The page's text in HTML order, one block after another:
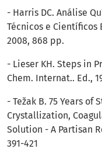
- Harris DC. Análise
Técnicos e Científicos
2008, 868 pp.
- Lieser KH. Steps in
Chem. Internat.. Ed.,
- Težak B. 75 Years
Crystallization,
Solution - A Partisan
391-421